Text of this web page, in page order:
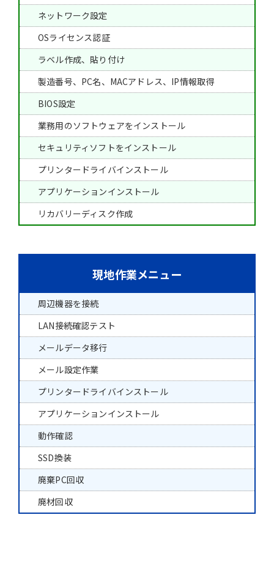
ネットワーク設定
OSライセンス認証
ラベル作成、貼り付け
製造番号、PC名、MACアドレス、IP情報取得
BIOS設定
業務用のソフトウェアをインストール
セキュリティソフトをインストール
プリンタードライバインストール
アプリケーションインストール
リカバリーディスク作成
現地作業メニュー
周辺機器を接続
LAN接続確認テスト
メールデータ移行
メール設定作業
プリンタードライバインストール
アプリケーションインストール
動作確認
SSD換装
廃棄PC回収
廃材回収